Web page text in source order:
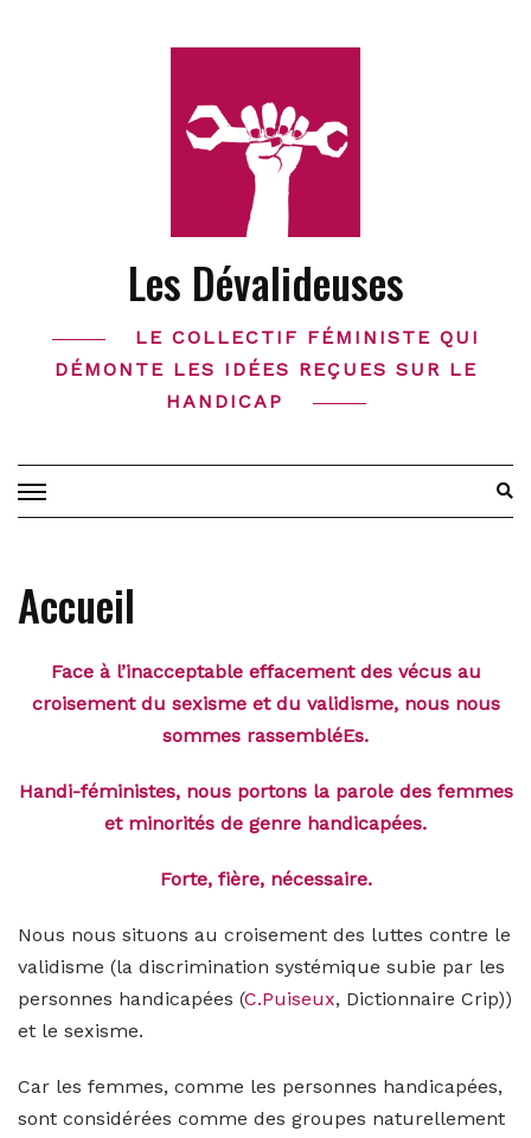
Les Dévalideuses
LE COLLECTIF FÉMINISTE QUI
DÉMONTE LES IDÉES REÇUES SUR LE
HANDICAP
Accueil
Face à l’inacceptable effacement des vécus au
croisement du sexisme et du validisme, nous nous
sommes rassembléEs.
Handi-féministes, nous portons la parole des femmes
et minorités de genre handicapées.
Forte, fière, nécessaire.
Nous nous situons au croisement des luttes contre le
validisme (la discrimination systémique subie par les
personnes handicapées (C.Puiseux, Dictionnaire Crip))
et le sexisme.
Car les femmes, comme les personnes handicapées,
sont considérées comme des groupes naturellement